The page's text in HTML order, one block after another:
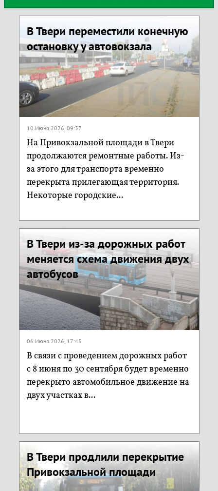
В Твери переместили конечную
остановку у автовокзала
10 Июня 2026, 09:37
На Привокзальной площади в Твери
продолжаются ремонтные работы. Из-
за этого для транспорта временно
перекрыта прилегающая территория.
Некоторые городские...
В Твери из-за дорожных работ
меняется схема движения двух
автобусов
06 Июня 2026, 17:45
В связи с проведением дорожных работ
с 8 июня по 30 сентября будет временно
перекрыто автомобильное движение на
двух участках в...
В Твери продлили перекрытие
Привокзальной площади